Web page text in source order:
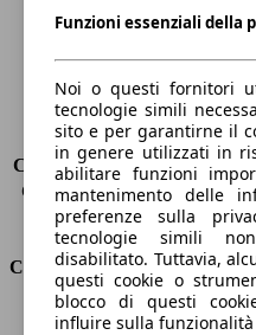
Peso massimo
Carico massimo
Porte
Sedili
Carico sul tetto
Capacità di traino (senza
Capacità di traino (con freni)
Volume del bagagliaio
Consumi
Emissioni di CO2*
221
Funzioni essenziali della
Noi o questi fornitori
tecnologie simili
sito e per garantirne il
in genere utilizzati in
abilitare funzioni
mantenimento delle
preferenze sulla
tecnologie simili
disabilitato. Tuttavia,
questi cookie o
blocco di questi
influire sulla